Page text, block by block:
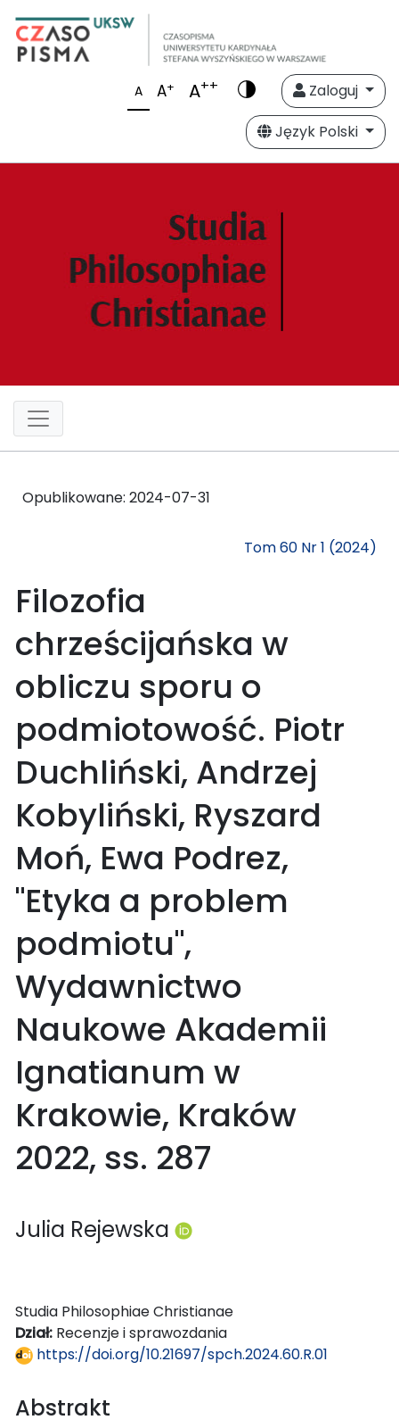
A A+ A++
Zaloguj
Język Polski
Opublikowane: 2024-07-31
Tom 60 Nr 1 (2024)
Filozofia
chrześcijańska w
obliczu sporu o
podmiotowość. Piotr
Duchliński, Andrzej
Kobyliński, Ryszard
Moń, Ewa Podrez,
"Etyka a problem
podmiotu",
Wydawnictwo
Naukowe Akademii
Ignatianum w
Krakowie, Kraków
2022, ss. 287
Julia Rejewska
Studia Philosophiae Christianae
Dział: Recenzje i sprawozdania
https://doi.org/10.21697/spch.2024.60.R.01
Abstrakt